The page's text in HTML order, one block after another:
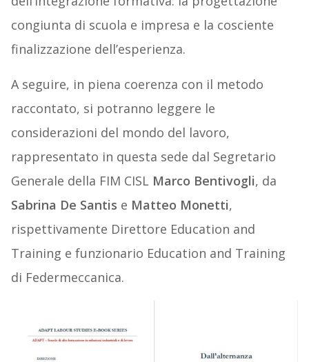
congiunta di scuola e impresa e la cosciente
finalizzazione dell’esperienza.
A seguire, in piena coerenza con il metodo
raccontato, si potranno leggere le
considerazioni del mondo del lavoro,
rappresentato in questa sede dal Segretario
Generale della FIM CISL Marco Bentivogli, da
Sabrina De Santis e Matteo Monetti,
rispettivamente Direttore Education and
Training e funzionario Education and Training
di Federmeccanica.